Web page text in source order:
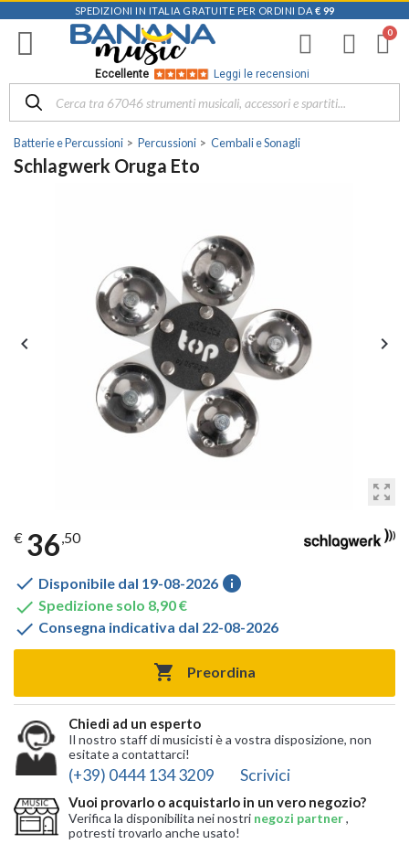
SPEDIZIONI IN ITALIA GRATUITE PER ORDINI DA € 99
Eccellente Leggi le recensioni
Batterie e Percussioni Percussioni Cembali e Sonagli
Schlagwerk Oruga Eto
zoom_out_map
 
€ 36,50
 Disponibile dal 19-08-2026 info
 Spedizione solo 8,90 €
 Consegna indicativa dal 22-08-2026
 Preordina
Chiedi ad un esperto
Il nostro staff di musicisti è a vostra disposizione, non
esitate a contattarci!
(+39) 0444 134 3209 Scrivici
Vuoi provarlo o acquistarlo in un vero negozio?
Verifica la disponibilita nei nostri negozi partner,
potresti trovarlo anche usato!